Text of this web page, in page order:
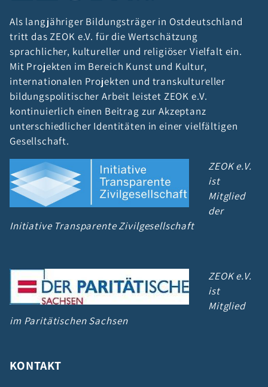
Als langjähriger Bildungsträger in Ostdeutschland
tritt das ZEOK e.V. für die Wertschätzung
sprachlicher, kultureller und religiöser Vielfalt ein.
Mit Projekten im Bereich Kunst und Kultur,
internationalen Projekten und transkultureller
bildungspolitischer Arbeit leistet ZEOK e.V.
kontinuierlich einen Beitrag zur Akzeptanz
unterschiedlicher Identitäten in einer vielfältigen
Gesellschaft.
ZEOK e.V.
ist
Mitglied
der
Initiative Transparente Zivilgesellschaft
ZEOK e.V.
ist
Mitglied
im Paritätischen Sachsen
KONTAKT